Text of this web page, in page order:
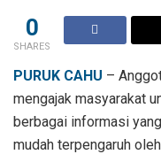
0
SHARES
PURUK CAHU –
mengajak masyarakat
berbagai informasi
mudah terpengaruh